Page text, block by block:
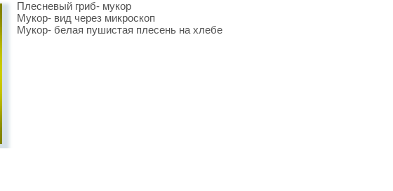
Плесневый гриб- мукор
Мукор- вид через микроскоп
Мукор- белая пушистая плесень на хлебе